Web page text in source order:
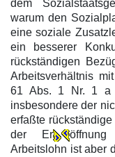
dem
warum den
eine soziale
ein besserer
rückständigen
Arbeitsverhältnis
61 Abs. 1 Nr. 1 a
insbesondere der
erfaßte
der Er
Arbeitslohn ist aber